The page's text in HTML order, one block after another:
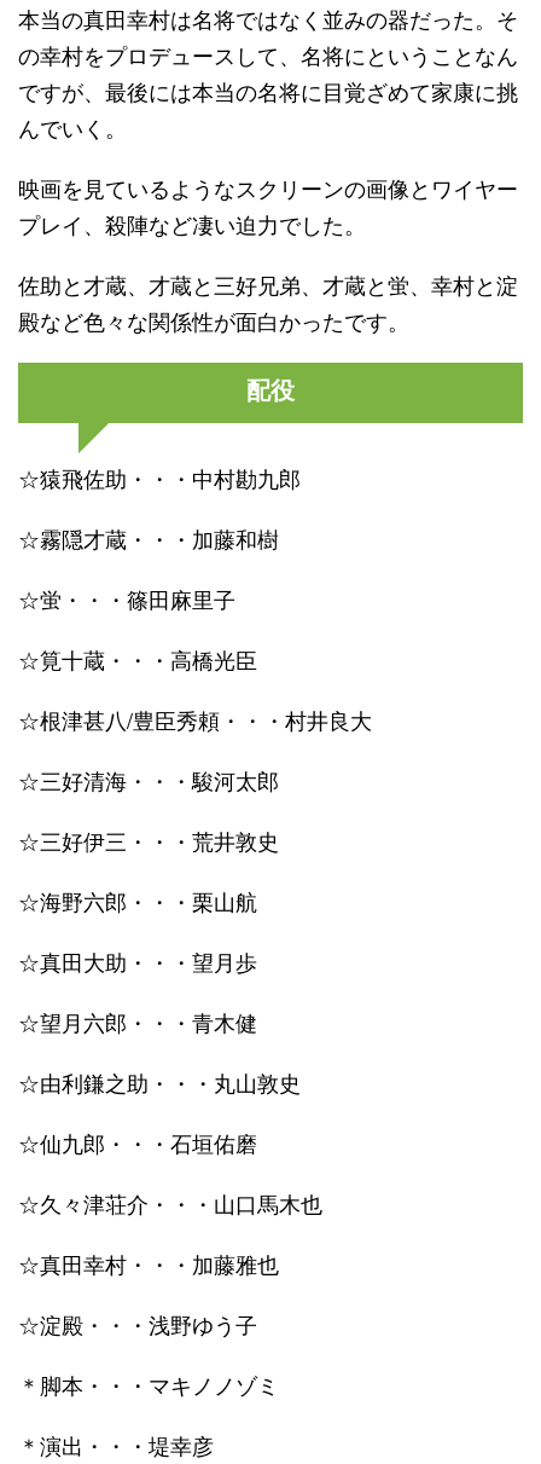
本当の真田幸村は名将ではなく並みの器だった。そ
の幸村をプロデュースして、名将にということなん
ですが、最後には本当の名将に目覚ざめて家康に挑
んでいく。
映画を見ているようなスクリーンの画像とワイヤー
プレイ、殺陣など凄い迫力でした。
佐助と才蔵、才蔵と三好兄弟、才蔵と蛍、幸村と淀
殿など色々な関係性が面白かったです。
配役
☆猿飛佐助・・・中村勘九郎
☆霧隠才蔵・・・加藤和樹
☆蛍・・・篠田麻里子
☆筧十蔵・・・高橋光臣
☆根津甚八/豊臣秀頼・・・村井良大
☆三好清海・・・駿河太郎
☆三好伊三・・・荒井敦史
☆海野六郎・・・栗山航
☆真田大助・・・望月歩
☆望月六郎・・・青木健
☆由利鎌之助・・・丸山敦史
☆仙九郎・・・石垣佑磨
☆久々津荘介・・・山口馬木也
☆真田幸村・・・加藤雅也
☆淀殿・・・浅野ゆう子
＊脚本・・・マキノノゾミ
＊演出・・・堤幸彦